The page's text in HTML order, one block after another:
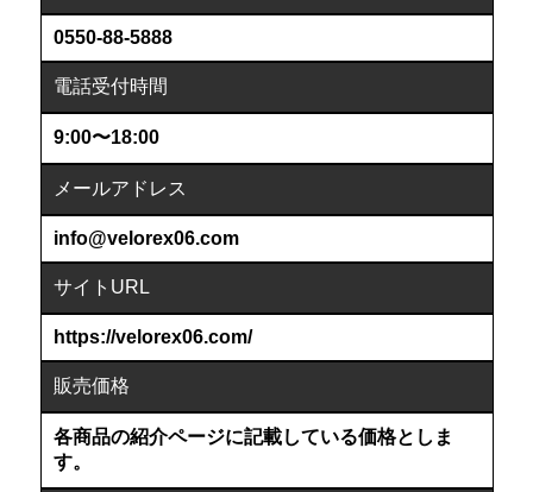
0550-88-5888
電話受付時間
9:00〜18:00
メールアドレス
info@velorex06.com
サイトURL
https://velorex06.com/
販売価格
各商品の紹介ページに記載している価格としま
す。